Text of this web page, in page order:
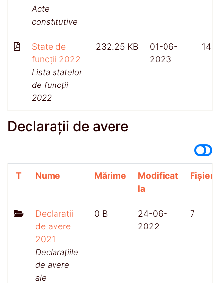
Acte
constitutive
State de
funcții 2022
Lista statelor
de funcții
2022
232.25 KB
01-06-
2023
Declarații de avere
T Nume Mărime
Modificat
la
Fișiere
Declaratii
de avere
2021
Declarațiile
de avere
ale
0 B
24-06-
2022
7